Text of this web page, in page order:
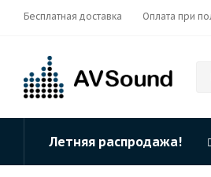
Бесплатная доставка Оплата при
Летняя распродажа!